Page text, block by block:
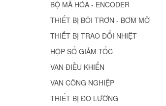
BỘ MÃ HÓA - ENCODER
THIẾT BỊ BÔI TRƠN - BƠM MỠ
THIẾT BỊ TRAO ĐỔI NHIỆT
HỘP SỐ GIẢM TỐC
VAN ĐIỀU KHIỂN
VAN CÔNG NGHIỆP
THIẾT BỊ ĐO LƯỜNG